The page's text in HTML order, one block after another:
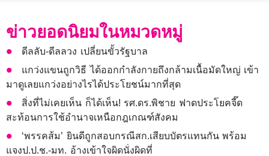
ข่าวยอดนิยมในหมวดหมู่
ดีลลับ-ดีลลวง เปลี่ยนขั้วรัฐบาล
แกว่งแขนถูกวิธี ได้ออกกำลังกายถึงกล้ามเนื้อมัดใหญ่ เข้า
มาดูเลยแกว่งอย่างไรได้ประโยชน์มากที่สุด
สิ่งที่ไม่เคยเห็น ก็ได้เห็น! รศ.ดร.พิชาย ฟาดประโยคจี๊ด
สะท้อนการใช้อำนาจเหนือกฎเกณฑ์สังคม
‘พรรคส้ม’ ยินดีถูกสอบกรณีสก.เสียบบัตรแทนกัน พร้อม
แจงป.ป.ช.-มท. อ้างเข้าใจผิดนั่งผิดที่